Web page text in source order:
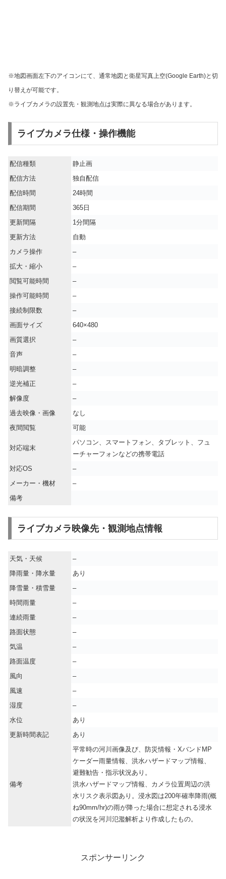
※地図画面左下のアイコンにて、通常地図と衛星写真上空(Google Earth)と切
り替えが可能です。
※ライブカメラの設置先・観測地点は実際に異なる場合があります。
ライブカメラ仕様・操作機能
配信種類
静止画
配信方法
独自配信
配信時間
24時間
配信期間
365日
更新間隔
1分間隔
更新方法
自動
カメラ操作
–
拡大・縮小
–
閲覧可能時間
–
操作可能時間
–
接続制限数
–
画面サイズ
640×480
画質選択
–
音声
–
明暗調整
–
逆光補正
–
解像度
–
過去映像・画像
なし
夜間閲覧
可能
対応端末
パソコン、スマートフォン、タブレット、フュ
ーチャーフォンなどの携帯電話
対応OS
–
メーカー・機材
–
備考
ライブカメラ映像先・観測地点情報
天気・天候
–
降雨量・降水量
あり
降雪量・積雪量
–
時間雨量
–
連続雨量
–
路面状態
–
気温
–
路面温度
–
風向
–
風速
–
湿度
–
水位
あり
更新時間表記
あり
備考
平常時の河川画像及び、防災情報・XバンドMP
ケーダー雨量情報、洪水ハザードマップ情報、
避難勧告・指示状況あり。
洪水ハザードマップ情報、カメラ位置周辺の洪
水リスク表示図あり。浸水図は200年確率降雨(概
ね90mm/hr)の雨が降った場合に想定される浸水
の状況を河川氾濫解析より作成したもの。
スポンサーリンク